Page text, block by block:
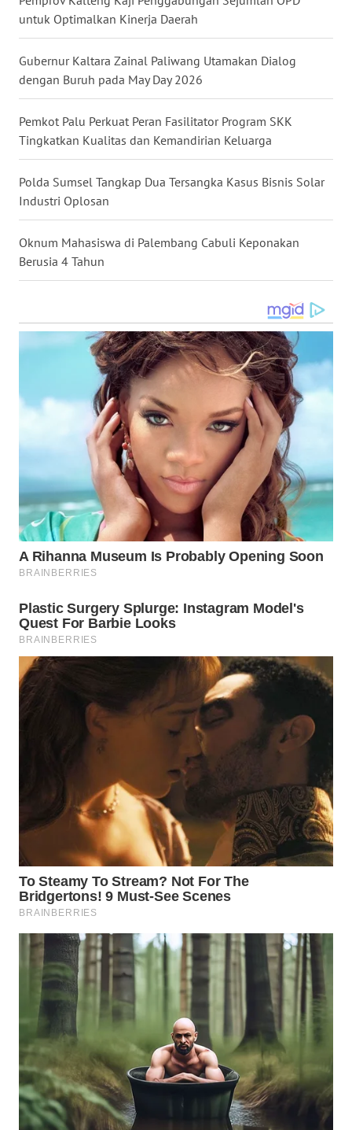
untuk Optimalkan Kinerja Daerah
Gubernur Kaltara Zainal Paliwang Utamakan Dialog
dengan Buruh pada May Day 2026
Pemkot Palu Perkuat Peran Fasilitator Program SKK
Tingkatkan Kualitas dan Kemandirian Keluarga
Polda Sumsel Tangkap Dua Tersangka Kasus Bisnis Solar
Industri Oplosan
Oknum Mahasiswa di Palembang Cabuli Keponakan
Berusia 4 Tahun
WN
WN
KALTIM
WN
SULSEL
WN
GORONTALO
WN
MALUKU
WN
DAIRI
WN
DANAU
WN
NIAS
LANGKAT
WN
LESUNG
WN
KARO
WN
SIMALUNGUN
WN
LABUHANBATU
WN
TAPANULI
TENGAH